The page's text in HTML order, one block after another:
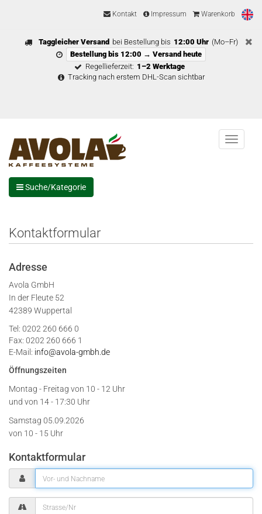
Kontakt Impressum Warenkorb
Taggleicher Versand bei Bestellung bis 12:00 Uhr (Mo–Fr)
Bestellung bis 12:00 → Versand heute
Regellieferzeit: 1–2 Werktage
Tracking nach erstem DHL-Scan sichtbar
Menu
Suche/Kategorie
Kontaktformular
Adresse
Avola GmbH
In der Fleute 52
42389 Wuppertal
Tel: 0202 260 666 0
Fax: 0202 260 666 1
E-Mail: info@avola-gmbh.de
Öffnungszeiten
Montag - Freitag von 10 - 12 Uhr
und von 14 - 17:30 Uhr
Samstag 05.09.2026
von 10 - 15 Uhr
Kontaktformular